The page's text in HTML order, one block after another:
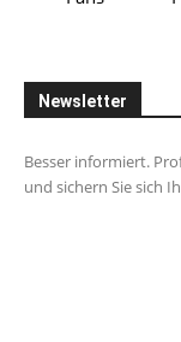
Newsletter
Besser informiert.
und sichern Sie sich